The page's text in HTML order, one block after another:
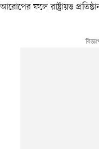
ফলে রাষ্ট্রায়ত্ত